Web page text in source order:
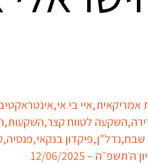
אמריקאית,איי בי אי,
,השקעה לטווח קצר,השקעות,
שבח,נדל"ן,פיקדון בנקאי,פנסיה,
– 12/06/2025